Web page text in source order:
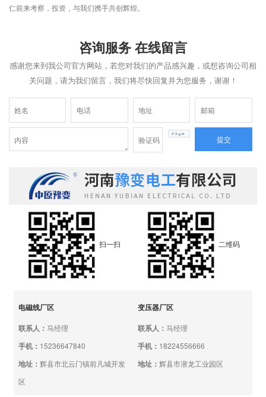
仁前来考察，投资，与我们携手共创辉煌。
咨询服务 在线留言
感谢您来到我公司官方网站，若您对我们的产品感兴趣，或想咨询公司相
关问题，请为我们留言，我们将尽快回复并为您服务，谢谢！
提交
扫一扫 二维码
电磁线厂区
联系人：马经理
手机： 15236647840
地址：辉县市北云门镇前凡城开发
区
变压器厂区
联系人：马经理
手机： 18224556666
地址：辉县市潜龙工业园区